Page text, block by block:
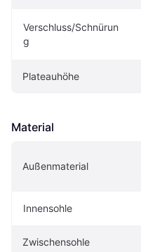
Verschluss/Schnürun
g
Plateauhöhe
Material
Außenmaterial
Innensohle
Zwischensohle